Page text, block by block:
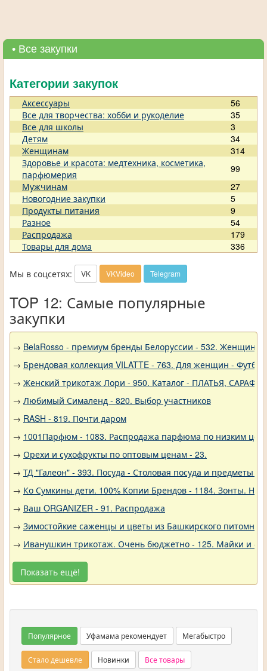
• Все закупки
Категории закупок
Аксессуары
56
Все для творчества: хобби и рукоделие
35
Все для школы
3
Детям
34
Женщинам
314
Здоровье и красота: медтехника, косметика,
парфюмерия
99
Мужчинам
27
Новогодние закупки
5
Продукты питания
9
Разное
54
Распродажа
179
Товары для дома
336
Мы в соцсетях: VK VKVideo Telegram
TOP 12: Самые популярные
закупки
→ BelaRosso - премиум бренды Белоруссии - 532.
→ Брендовая коллекция VILATTE - 763. Для женщин -
→ Женский трикотаж Лори - 950. Каталог - ПЛАТЬЯ,
→ Любимый Сималенд - 820. Выбор участников
→ RASH - 819. Почти даром
→ 1001Парфюм - 1083. Распродажа парфюма по низким
→ Орехи и сухофрукты по оптовым ценам - 23.
→ ТД "Галеон" - 393. Посуда - Столовая посуда и предметы
→ Ко Сумкины дети. 100% Копии Брендов - 1184. Зонты.
→ Ваш ORGANIZER - 91. Распродажа
→ Зимостойкие саженцы и цветы из Башкирского
→ Иванушкин трикотаж. Очень бюджетно - 125. Майки и
Показать ещё!
Популярное Уфамама рекомендует Мегабыстро
Стало дешевле Новинки Все товары